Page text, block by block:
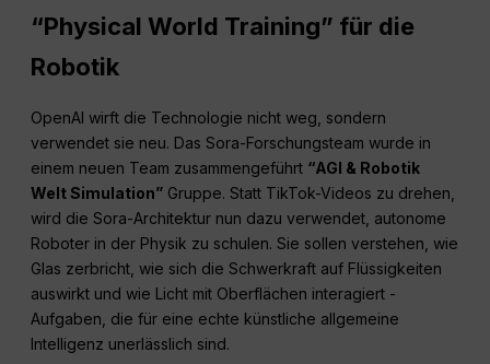
“Physical World Training” für die
Robotik
OpenAI wirft die Technologie nicht weg, sondern
verwendet sie neu. Das Sora-Forschungsteam wurde in
einem neuen Team zusammengeführt “AGI & Robotik
Welt Simulation” Gruppe. Statt TikTok-Videos zu drehen,
wird die Sora-Architektur nun dazu verwendet, autonome
Roboter in der Physik zu schulen. Sie sollen verstehen, wie
Glas zerbricht, wie sich die Schwerkraft auf Flüssigkeiten
auswirkt und wie Licht mit Oberflächen interagiert -
Aufgaben, die für eine echte künstliche allgemeine
Intelligenz unerlässlich sind.